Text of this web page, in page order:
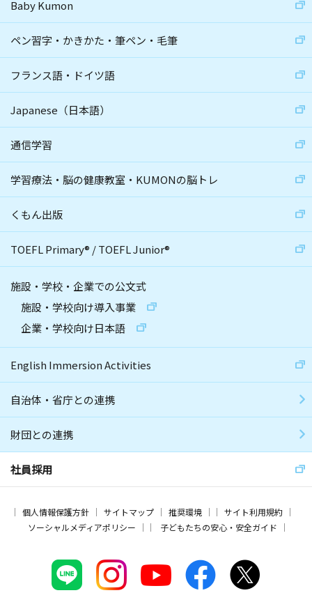
Baby Kumon
ペン習字・かきかた・筆ペン・毛筆
フランス語・ドイツ語
Japanese（日本語）
通信学習
学習療法・脳の健康教室・KUMONの脳トレ
くもん出版
TOEFL Primary® /TOEFL Junior®
施設・学校・企業での公文式
施設・学校向け導入事業
企業・学校向け日本語
English Immersion Activities
自治体・省庁との連携
財団との連携
社員採用
個人情報保護方針 サイトマップ 推奨環境
サイト利用規約
ソーシャルメディアポリシー
子どもたちの安心・安全ガイド